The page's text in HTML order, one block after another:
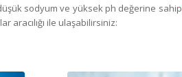
sodyum ve yüksek ph değerine sahip
aracılığı ile ulaşabilirsiniz: